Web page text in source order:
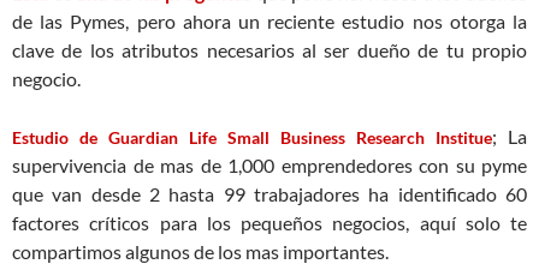
de las Pymes, pero ahora un reciente estudio nos otorga la
clave de los atributos necesarios al ser dueño de tu propio
negocio.
Estudio de Guardian Life Small Business Research Institue; La
supervivencia de mas de 1,000 emprendedores con su pyme
que van desde 2 hasta 99 trabajadores ha identificado 60
factores críticos para los pequeños negocios, aquí solo te
compartimos algunos de los mas importantes.